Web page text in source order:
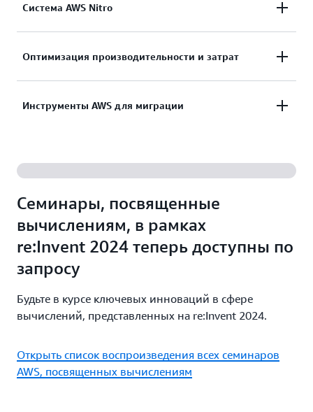
Доступ к надежной и масштабируемой
с доступностью согласно SLA на уровне 99,99 %.
Система AWS Nitro
Обеспечение безопасных вычислений для
Оптимизация производительности и затрат
Оптимизируйте производительность и затраты с
Инструменты AWS для миграции
как AWS может помочь вам.
Подробнее
Семинары, посвященные
вычислениям, в рамках
re:Invent 2024 теперь доступны по
запросу
Будьте в курсе ключевых инноваций в сфере
вычислений, представленных на re:Invent 2024.
Открыть список воспроизведения всех семинаров
AWS, посвященных вычислениям